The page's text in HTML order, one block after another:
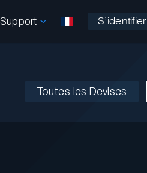
Support S’identifier
Toutes les Devises